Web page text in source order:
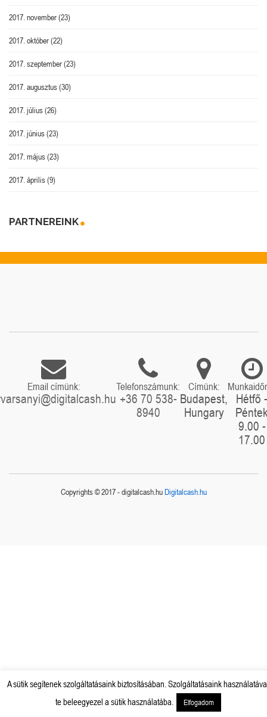
2017. november(23)
2017. október(22)
2017. szeptember(23)
2017. augusztus(30)
2017. július(26)
2017. június(23)
2017. május(23)
2017. április(9)
PARTNEREINK
Email címünk: Telefonszámunk:
+36 70 538-
8940
Címünk:
Budapest,
Hungary
Hétfő -
9.00 -
17.00
Copyrights © 2017 - digitalcash.huDigitalcash.hu
A sütik segítenek szolgáltatásaink biztosításában. Szolgáltatásaink
te beleegyezel a sütik használatába.
Elfogadom